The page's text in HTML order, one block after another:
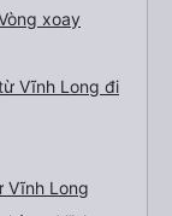
xoay
Vĩnh Long đi
Vĩnh Long